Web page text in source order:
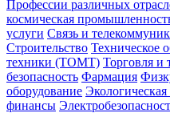
Профессии различных
космическая
услуги Связь и
Строительство Техническое
техники (ТОМТ) Торговля и
безопасность Фармация
оборудование Экологическая
финансы